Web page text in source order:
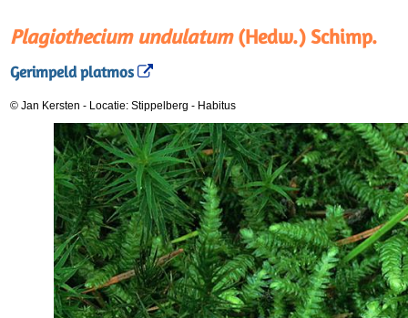
Plagiothecium undulatum(Hedw.) Schimp.
Gerimpeld platmos
© Jan Kersten - Locatie: Stippelberg - Habitus